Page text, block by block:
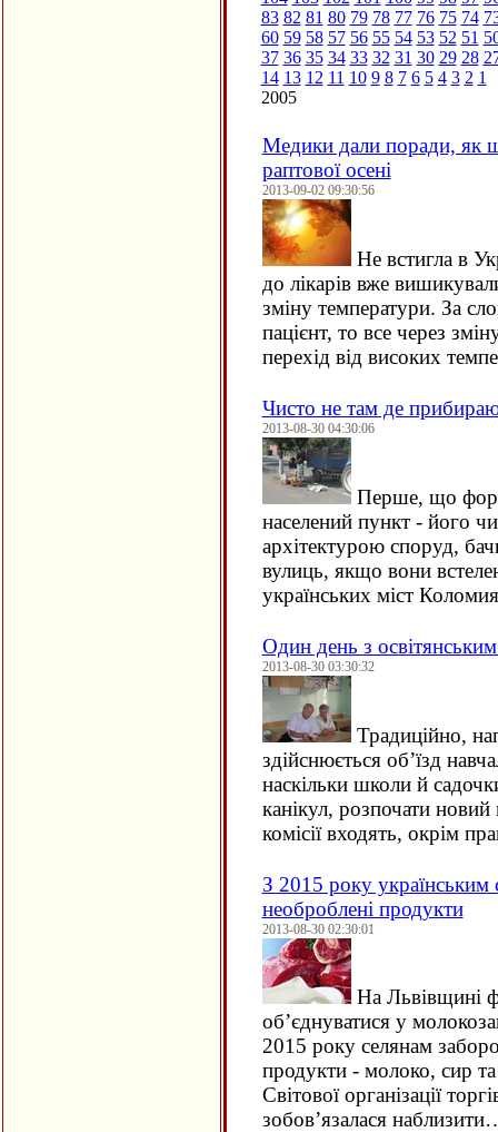
83 82 81 80 79 78 77 76 75 74
60 59 58 57 56 55 54 53 52 51
37 36 35 34 33 32 31 30 29 28
14 13 12 11 10 9 8 7 6 5 4 3 2 1
2005
Медики дали поради, як
раптової осені
2013-09-02 09:30:56
Не встигла в
до лікарів вже
зміну температури. За
пацієнт, то все через
перехід від високих
Чисто не там де
2013-08-30 04:30:06
Перше, що
населений пункт - його
архітектурою споруд,
вулиць, якщо вони
українських міст
Один день з
2013-08-30 03:30:32
Традиційно,
здійснюється об’їзд
наскільки школи й
канікул, розпочати
комісії входять, окрім
З 2015 року українським
необроблені продукти
2013-08-30 02:30:01
На Львівщині
об’єднуватися у
2015 року селянам
продукти - молоко, сир
Світової організації
зобов’язалася